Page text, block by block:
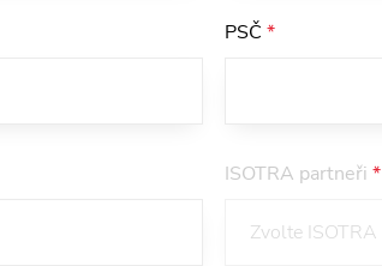
PSČ*
ISOTRA partneři*